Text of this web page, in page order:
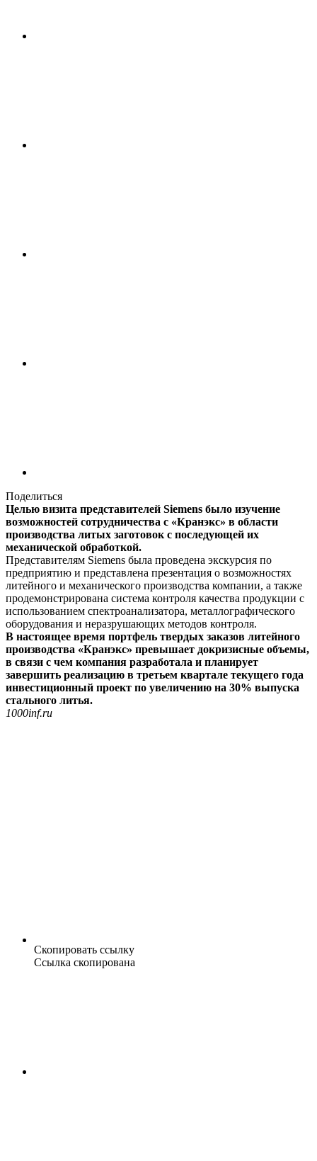
Поделиться
Целью визита представителей Siemens было изучение
возможностей сотрудничества с «Кранэкс» в области
производства литых заготовок с последующей их
механической обработкой.
Представителям Siemens была проведена экскурсия по
предприятию и представлена презентация о возможностях
литейного и механического производства компании, а также
продемонстрирована система контроля качества продукции с
использованием спектроанализатора, металлографического
оборудования и неразрушающих методов контроля.
В настоящее время портфель твердых заказов литейного
производства «Кранэкс» превышает докризисные объемы,
в связи с чем компания разработала и планирует
завершить реализацию в третьем квартале текущего года
инвестиционный проект по увеличению на 30% выпуска
стального литья.
1000inf.ru
Скопировать ссылку
Ссылка скопирована